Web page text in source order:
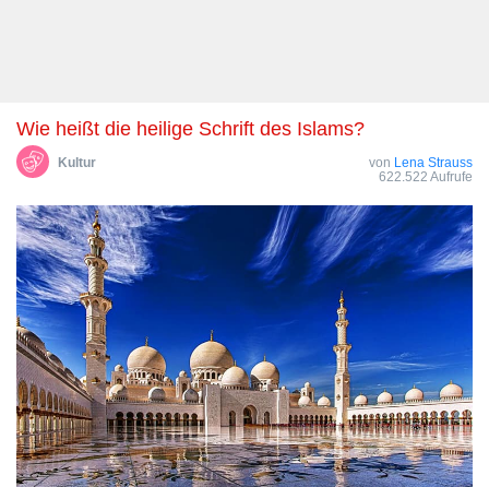
Wie heißt die heilige Schrift des Islams?
Kultur von Lena Strauss
622.522 Aufrufe